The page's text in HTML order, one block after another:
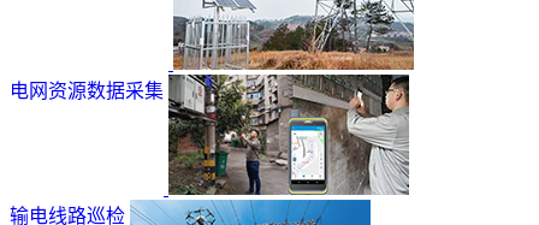
电网资源数据采集
输电线路巡检